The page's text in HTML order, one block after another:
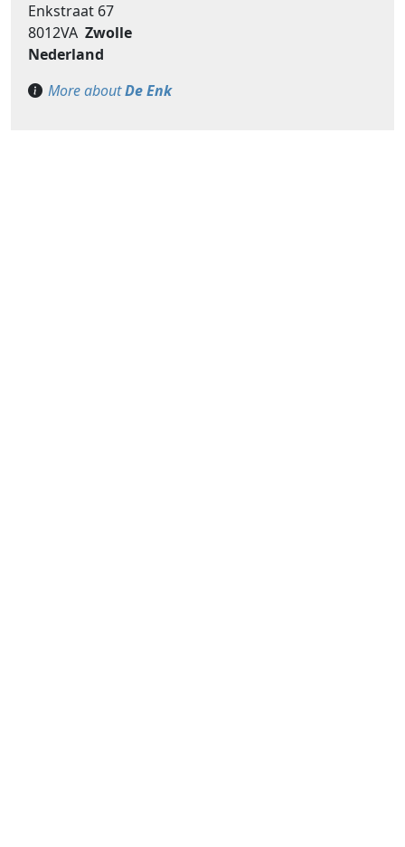
Enkstraat 67
8012VA Zwolle
Nederland
More aboutDe Enk